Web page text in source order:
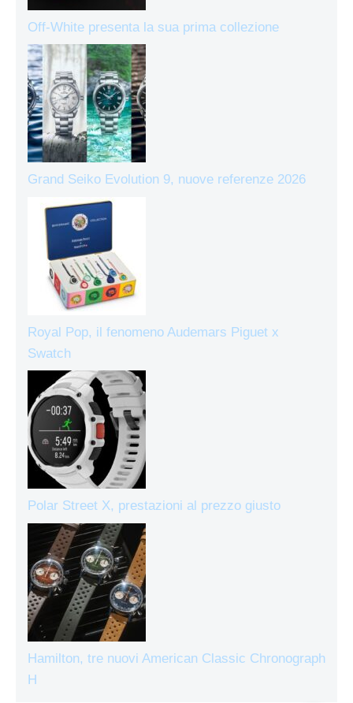
Off-White presenta la sua prima collezione
Grand Seiko Evolution 9, nuove referenze 2026
Royal Pop, il fenomeno Audemars Piguet x
Swatch
Polar Street X, prestazioni al prezzo giusto
Hamilton, tre nuovi American Classic Chronograph
H